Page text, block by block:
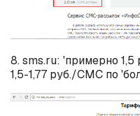
8. sms.ru: 'примерно
1,5-1,77 руб./СМС по